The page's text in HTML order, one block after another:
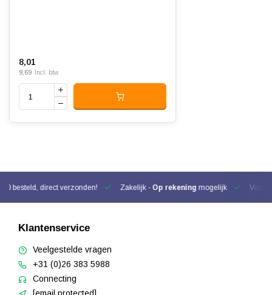
8,01
9,69 Incl. btw
besteld, direct verzonden! Zakelijk - Op rekening mogelijk Voor
Klantenservice
Veelgestelde vragen
+31 (0)26 383 5988
Connecting